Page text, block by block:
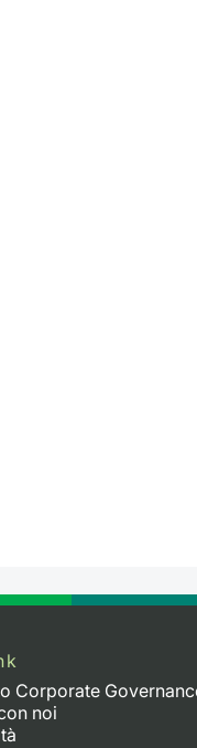
Corporate
noi